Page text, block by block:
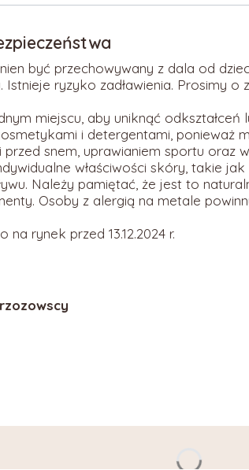
być przechowywany z dala od
Istnieje ryzyko zadławienia. Prosimy
miejscu, aby uniknąć odkształceń
i detergentami, ponieważ
snem, uprawianiem sportu oraz
właściwości skóry, takie
Należy pamiętać, że jest to
Osoby z alergią na metale
rynek przed 13.12.2024 r.